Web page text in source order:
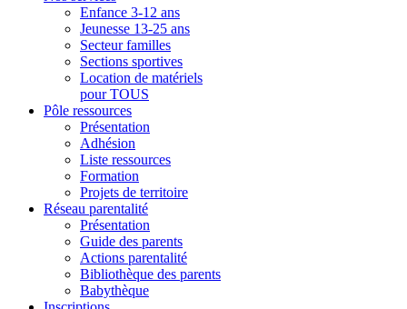
Enfance 3-12 ans
Jeunesse 13-25 ans
Secteur familles
Sections sportives
Location de matériels
pour TOUS
Pôle ressources
Présentation
Adhésion
Liste ressources
Formation
Projets de territoire
Réseau parentalité
Présentation
Guide des parents
Actions parentalité
Bibliothèque des parents
Babythèque